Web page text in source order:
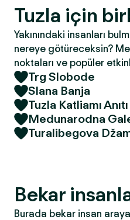
Tuzla için
Yakınındaki insanları
nereye götüreceksin?
noktaları ve popüler
Trg Slobode
Slana Banja
Tuzla Katliamı
Medunarodna
Turalibegova
Bekar
Burada bekar insan